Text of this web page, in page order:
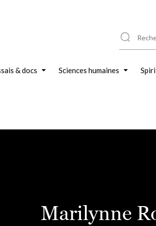
& docs Sciences humaines
Marilynne